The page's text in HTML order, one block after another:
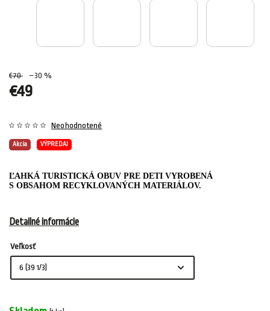
€70 –30 %
€49
Akcia VÝPREDAJ
Neohodnotené
ĽAHKÁ TURISTICKÁ OBUV PRE DETI VYROBENÁ
S OBSAHOM RECYKLOVANÝCH MATERIÁLOV.
Detailné informácie
Veľkosť